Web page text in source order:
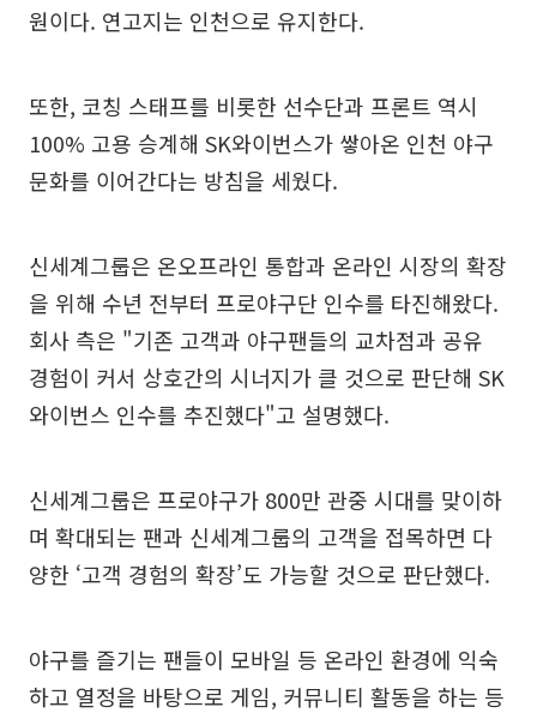
원이다. 연고지는 인천으로 유지한다.
또한, 코칭 스태프를 비롯한 선수단과 프론트 역시
100% 고용 승계해 SK와이번스가 쌓아온 인천 야구
문화를 이어간다는 방침을 세웠다.
신세계그룹은 온오프라인 통합과 온라인 시장의 확장
을 위해 수년 전부터 프로야구단 인수를 타진해왔다.
회사 측은 "기존 고객과 야구팬들의 교차점과 공유
경험이 커서 상호간의 시너지가 클 것으로 판단해 SK
와이번스 인수를 추진했다"고 설명했다.
신세계그룹은 프로야구가 800만 관중 시대를 맞이하
며 확대되는 팬과 신세계그룹의 고객을 접목하면 다
양한 ‘고객 경험의 확장’도 가능할 것으로 판단했다.
야구를 즐기는 팬들이 모바일 등 온라인 환경에 익숙
하고 열정을 바탕으로 게임, 커뮤니티 활동을 하는 등